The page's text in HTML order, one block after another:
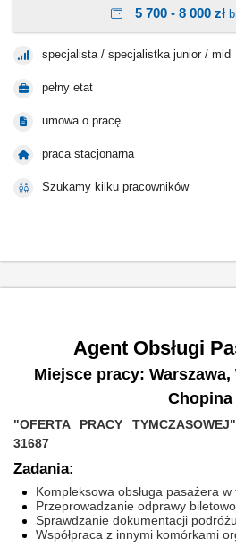
5 700 - 8 000 zł
specjalista / specjalistka junior / mid
pełny etat
umowa o pracę
praca stacjonarna
Szukamy kilku pracowników
Agent Obsługi
Miejsce pracy: Warszawa,
Chopina
"OFERTA PRACY
31687
Zadania:
Kompleksowa obsługa pasażera w
Przeprowadzanie odprawy
Sprawdzanie dokumentacji
Współpraca z innymi komórkami